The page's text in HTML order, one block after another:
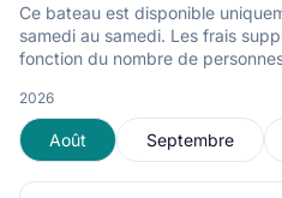
Ce bateau est disponible
samedi au samedi. Les frais
fonction du nombre de
2026
Août Septembre